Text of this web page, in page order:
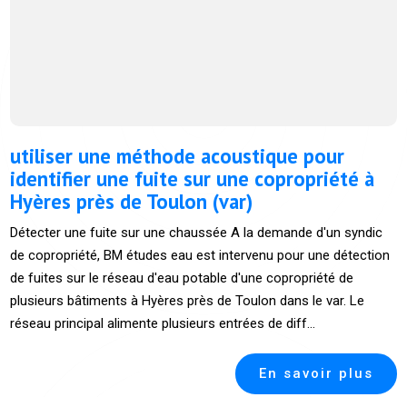
utiliser une méthode acoustique pour
identifier une fuite sur une copropriété à
Hyères près de Toulon (var)
Détecter une fuite sur une chaussée A la demande d'un syndic
de copropriété, BM études eau est intervenu pour une détection
de fuites sur le réseau d'eau potable d'une copropriété de
plusieurs bâtiments à Hyères près de Toulon dans le var. Le
réseau principal alimente plusieurs entrées de diff...
En savoir plus